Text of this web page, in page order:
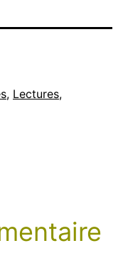
, Lectures,